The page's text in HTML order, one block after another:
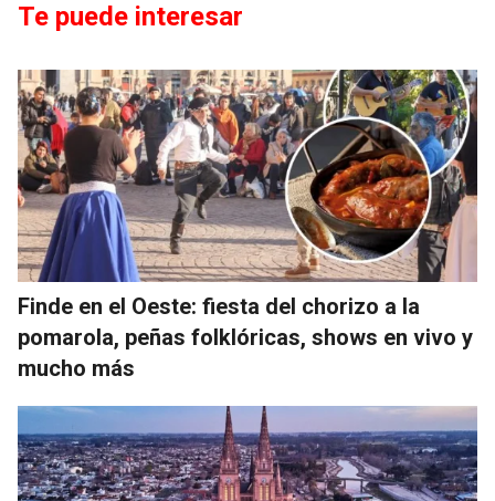
Te puede interesar
Finde en el Oeste: fiesta del chorizo a la
pomarola, peñas folklóricas, shows en vivo y
mucho más